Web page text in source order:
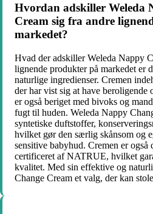
Hvordan adskiller Weleda
Cream sig fra andre
markedet?
Hvad der adskiller Weleda Nappy
lignende produkter på markedet er
naturlige ingredienser. Cremen
der har vist sig at have beroligende
er også beriget med bivoks og
fugt til huden. Weleda Nappy
syntetiske duftstoffer,
hvilket gør den særlig skånsom og
sensitive babyhud. Cremen er også
certificeret af NATRUE, hvilket
kvalitet. Med sin effektive og
Change Cream et valg, der kan